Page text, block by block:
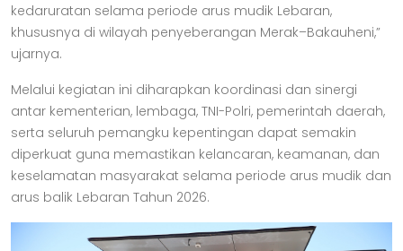
kedaruratan selama periode arus mudik Lebaran,
khususnya di wilayah penyeberangan Merak–Bakauheni,”
ujarnya.
Melalui kegiatan ini diharapkan koordinasi dan sinergi
antar kementerian, lembaga, TNI-Polri, pemerintah daerah,
serta seluruh pemangku kepentingan dapat semakin
diperkuat guna memastikan kelancaran, keamanan, dan
keselamatan masyarakat selama periode arus mudik dan
arus balik Lebaran Tahun 2026.